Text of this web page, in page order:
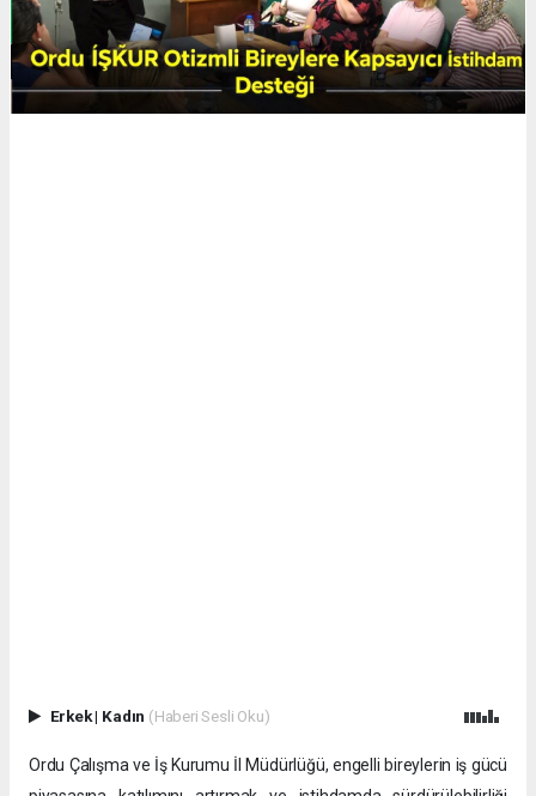
Erkek| Kadın (Haberi Sesli Oku)
Ordu Çalışma ve İş Kurumu İl Müdürlüğü, engelli bireylerin iş gücü